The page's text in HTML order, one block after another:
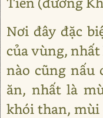
Nơi đây đặc
của vùng,
nào cũng nấu
ăn, nhất là
khói than, mùi